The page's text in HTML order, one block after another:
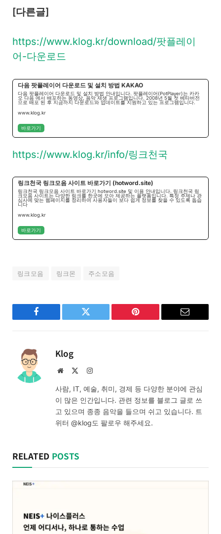
[다른글]
https://www.klog.kr/download/팟플레이
어-다운로드
다음 팟플레이어 다운로드 및 설치 방법 KAKAO
다음 팟플레이어 다운로드 및 설치 방법 안내입니다. 팟플레이어(PotPlayer)는 카카
오 다음 에서 배포하는 동영상, 음악 재생 프로그램입니다. 2008년 5월 첫 베타버전
으로 배포 된 후 지금까지 다운로드와 업데이트를 지원하고 있는 프로그램입니다.
www.klog.kr
바로가기
https://www.klog.kr/info/링크천국
링크천국 링크모음 사이트 바로가기 (hotword.site)
링크천국 링크모음 사이트 바로가기 hotword.site 및 이용 안내입니다. 링크천국 링
크모음 사이트는 다양한 링크를 한곳에 모아 제공하는 플랫폼입니다. 특정 주제나 관
심사에 맞는 웹페이지를 정리하여 사용자들이 보다 쉽게 정보를 찾을 수 있도록 돕습
니다
www.klog.kr
바로가기
링크모음 링크몬 주소모음
Facebook Twitter Pinterest Email
Klog
Website Instagram
사람, IT, 예술, 취미, 경제 등 다양한 분야에 관심
이 많은 인간입니다. 관련 정보를 블로그 글로 쓰
고 있으며 종종 음악을 들으며 쉬고 있습니다. 트
위터 @klog도 팔로우 해주세요.
RELATED POSTS